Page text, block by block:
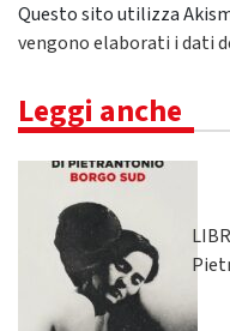
Questo sito utilizza
vengono elaborati i dati
Leggi anche